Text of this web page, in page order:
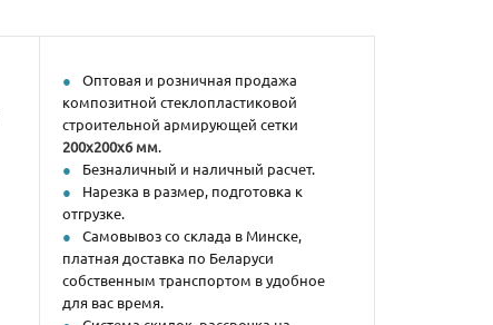
Оптовая и розничная продажа
композитной стеклопластиковой
строительной армирующей сетки
200х200x6 мм.
Безналичный и наличный расчет.
Нарезка в размер, подготовка к
отгрузке.
Самовывоз со склада в Минске,
платная доставка по Беларуси
собственным транспортом в удобное
для вас время.